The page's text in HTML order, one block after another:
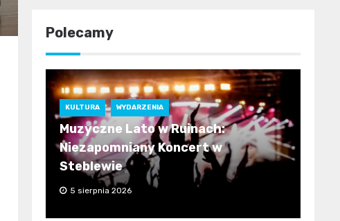
Polecamy
KULTURA WYDARZENIA
Muzyczne Lato w Ruinach:
Niezapomniany Koncert w
Steblewie
5 sierpnia 2026